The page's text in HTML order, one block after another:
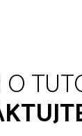
O